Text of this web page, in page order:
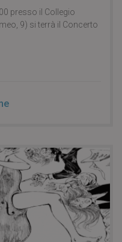
presso il Collegio
9) si terrà il Concerto